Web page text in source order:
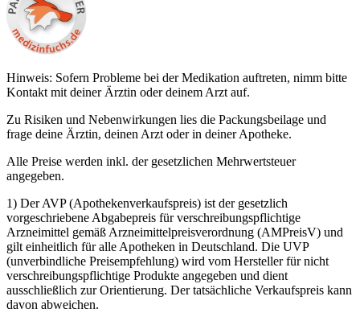
Hinweis: Sofern Probleme bei der Medikation auftreten, nimm bitte
Kontakt mit deiner Ärztin oder deinem Arzt auf.
Zu Risiken und Nebenwirkungen lies die Packungsbeilage und
frage deine Ärztin, deinen Arzt oder in deiner Apotheke.
Alle Preise werden inkl. der gesetzlichen Mehrwertsteuer
angegeben.
1) Der AVP (Apothekenverkaufspreis) ist der gesetzlich
vorgeschriebene Abgabepreis für verschreibungspflichtige
Arzneimittel gemäß Arzneimittelpreisverordnung (AMPreisV) und
gilt einheitlich für alle Apotheken in Deutschland. Die UVP
(unverbindliche Preisempfehlung) wird vom Hersteller für nicht
verschreibungspflichtige Produkte angegeben und dient
ausschließlich zur Orientierung. Der tatsächliche Verkaufspreis kann
davon abweichen.